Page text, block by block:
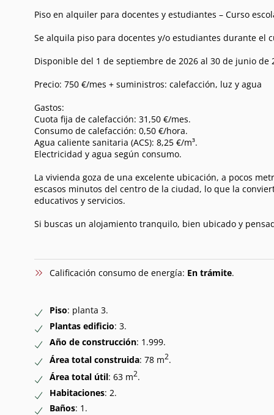
Piso en alquiler para docentes y estudiantes – Curso
Se alquila piso para docentes y/o estudiantes durante el
Disponible del 1 de septiembre de 2026 al 30 de junio de
Precio: 750 €/mes + suministros: calefacción, luz y agua
Gastos:
Cuota fija de calefacción: 31,50 €/mes.
Consumo de calefacción: 0,50 €/hora.
Agua caliente sanitaria (ACS): 8,25 €/m³.
Electricidad y agua según consumo.
La vivienda goza de una excelente ubicación, a pocos
escasos minutos del centro de la ciudad, lo que la
educativos y servicios.
Si buscas un alojamiento tranquilo, bien ubicado y
Calificación consumo de energía: En trámite.
Piso: planta 3.
Plantas edificio: 3.
Año de construcción: 1.999.
Área total construida: 78 m2.
Área total útil: 63 m2.
Habitaciones: 2.
Baños: 1.